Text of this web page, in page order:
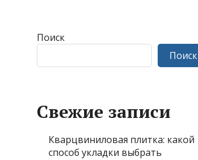
Поиск
Поиск
Свежие записи
Кварцвиниловая плитка: какой
способ укладки выбрать